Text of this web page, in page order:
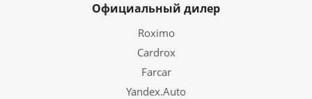
Официальный дилер
Roximo
Cardrox
Farcar
Yandex.Auto